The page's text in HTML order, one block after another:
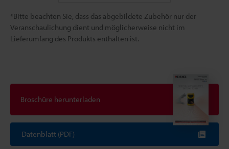
*Bitte beachten Sie, dass das abgebildete Zubehör nur der
Veranschaulichung dient und möglicherweise nicht im
Lieferumfang des Produkts enthalten ist.
Broschüre herunterladen
Datenblatt (PDF)